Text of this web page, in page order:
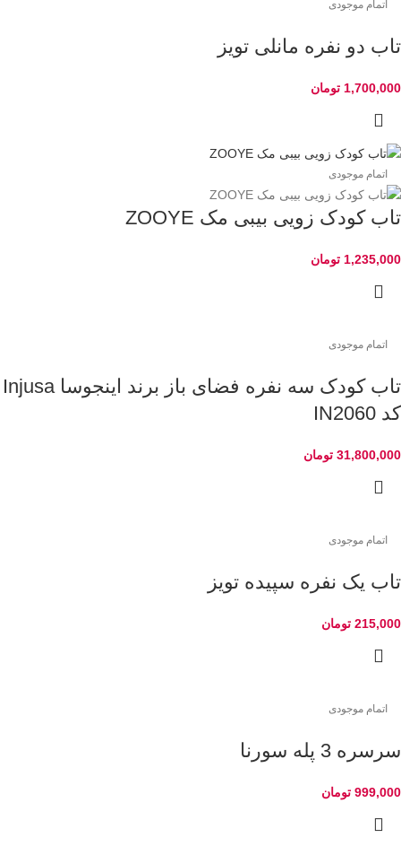
اتمام موجودی
تاب دو نفره مانلی تویز
1,700,000 تومان
اتمام موجودی
تاب کودک زویی بیبی مک ZOOYE
1,235,000 تومان
اتمام موجودی
تاب کودک سه نفره فضای باز برند اینجوسا Injusa
کد IN2060
31,800,000 تومان
اتمام موجودی
تاب یک نفره سپیده تویز
215,000 تومان
اتمام موجودی
سرسره 3 پله سورنا
999,000 تومان